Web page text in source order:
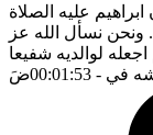
ابراهيم عليه الصلاة
ونحن نسأل الله عز
لوالديه شفيعا
في - 00:01:53 ضَ